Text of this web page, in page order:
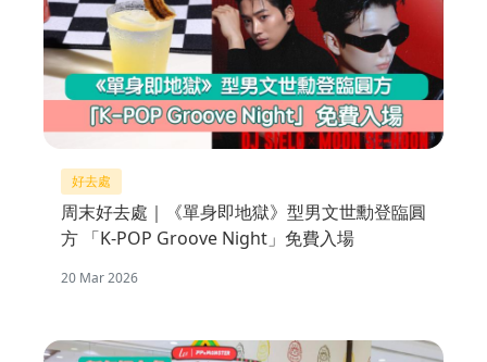
好去處
周末好去處｜《單身即地獄》型男文世勳登臨圓
方 「K-POP Groove Night」免費入場
20 Mar 2026